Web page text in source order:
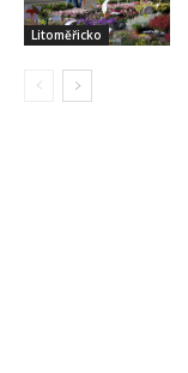
Litoměřicko